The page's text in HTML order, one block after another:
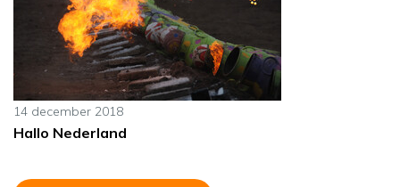
14 december 2018
Hallo Nederland